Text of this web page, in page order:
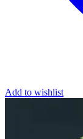
Add to wishlist